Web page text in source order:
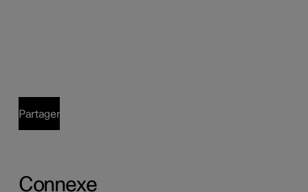
Partager
Connexe